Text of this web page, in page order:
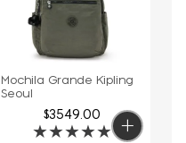
Mochila Grande Kipling
Seoul
$3549.00
★★★★★